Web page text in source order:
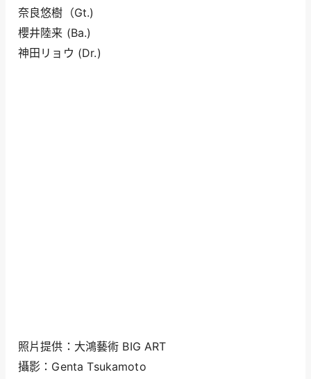
奈良悠樹（Gt.)
櫻井陸来 (Ba.)
神田 リョウ (Dr.)
照片提供：大鴻藝術 BIG ART
攝影：Genta Tsukamoto